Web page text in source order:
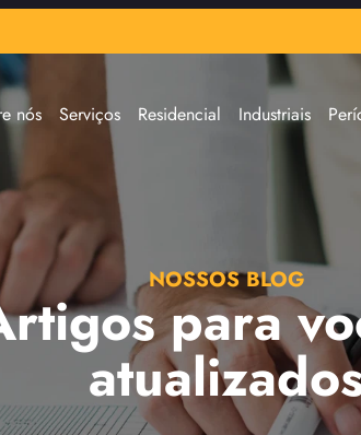
nós Serviços Residencial Industriais
NOSSOS BLOG
para